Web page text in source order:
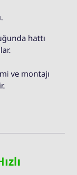
hattı
ve montajı